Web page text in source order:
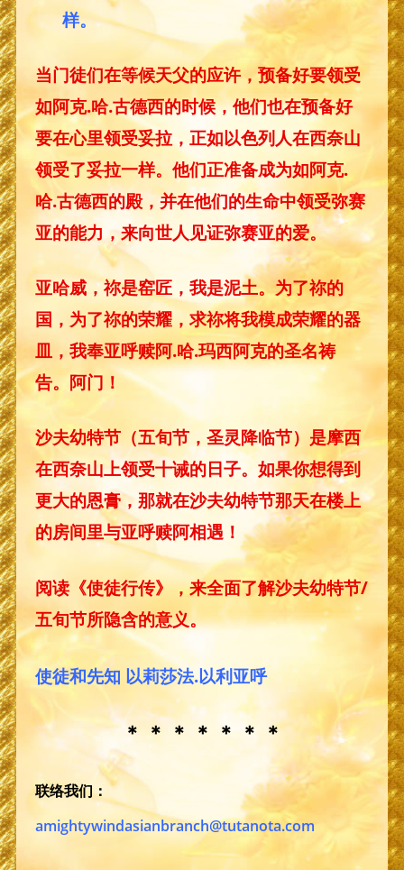
样。
当门徒们在等候天父的应许，预备好要领受
如阿克.哈.古德西的时候，他们也在预备好
要在心里领受妥拉，正如以色列人在西奈山
领受了妥拉一样。他们正准备成为如阿克.
哈.古德西的殿，并在他们的生命中领受弥赛
亚的能力，来向世人见证弥赛亚的爱。
亚哈威，祢是窑匠，我是泥土。为了祢的
国，为了祢的荣耀，求祢将我模成荣耀的器
皿，我奉亚呼赎阿.哈.玛西阿克的圣名祷
告。阿门！
沙夫幼特节（五旬节，圣灵降临节）是摩西
在西奈山上领受十诫的日子。如果你想得到
更大的恩膏，那就在沙夫幼特节那天在楼上
的房间里与亚呼赎阿相遇！
阅读《使徒行传》，来全面了解沙夫幼特节/
五旬节所隐含的意义。
使徒和先知 以莉莎法.以利亚呼
＊ ＊ ＊ ＊ ＊ ＊ ＊
联络我们：
amightywindasianbranch@tutanota.com